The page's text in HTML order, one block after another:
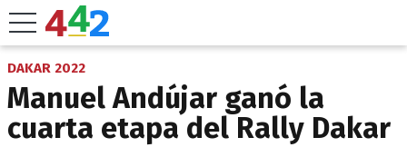
DAKAR 2022
Manuel Andújar ganó la
cuarta etapa del Rally Dakar